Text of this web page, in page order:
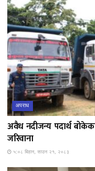
अपराध
अवैध नदीजन्य पदार्थ
जरिवाना
५:०८ बिहान, साउन २१, २०८३